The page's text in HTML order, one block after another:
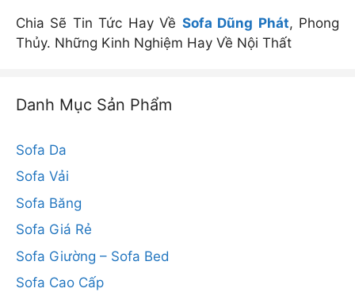
Chia Sẽ Tin Tức Hay Về Sofa Dũng Phát, Phong
Thủy. Những Kinh Nghiệm Hay Về Nội Thất
Danh Mục Sản Phẩm
Sofa Da
Sofa Vải
Sofa Băng
Sofa Giá Rẻ
Sofa Giường – Sofa Bed
Sofa Cao Cấp